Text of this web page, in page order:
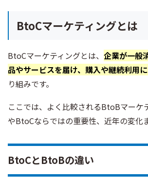
BtoCマーケティングとは
BtoCマーケティングとは、 企業が一般
品やサービスを届け、購入や継続利用
り組みです。
ここでは、よく比較されるBtoBマーケ
やBtoCならではの重要性、近年の変化
BtoCとBtoBの違い